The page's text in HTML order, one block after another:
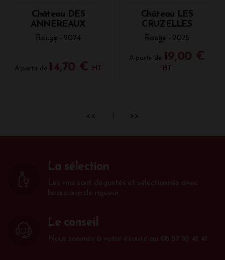
Château DES
ANNEREAUX
Rouge - 2024
A partir de 14,70 € HT
Château LES
CRUZELLES
Rouge - 2025
A partir de 19,00 €
HT
<< >>
La sélection
Le conseil